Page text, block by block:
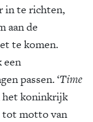
in te richten,
aan de
te komen.
een
passen. ‘Time
het koninkrijk
tot motto van